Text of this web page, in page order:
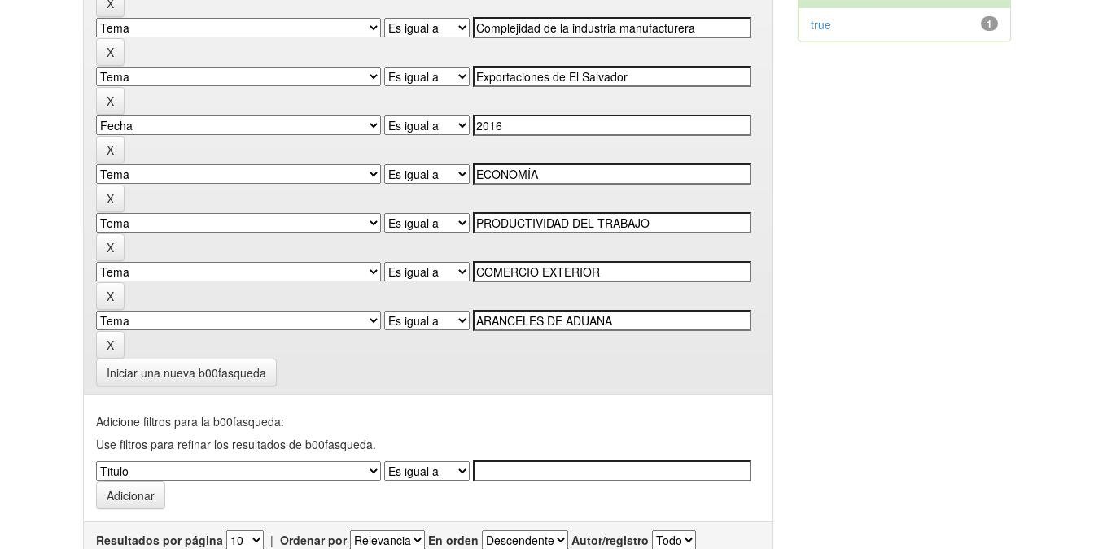
Iniciar una nueva b00fasqueda
Adicione filtros para la b00fasqueda:
Use filtros para refinar los resultados de b00fasqueda.
Resultados por página | Ordenar por En orden Autor/registro
1
true